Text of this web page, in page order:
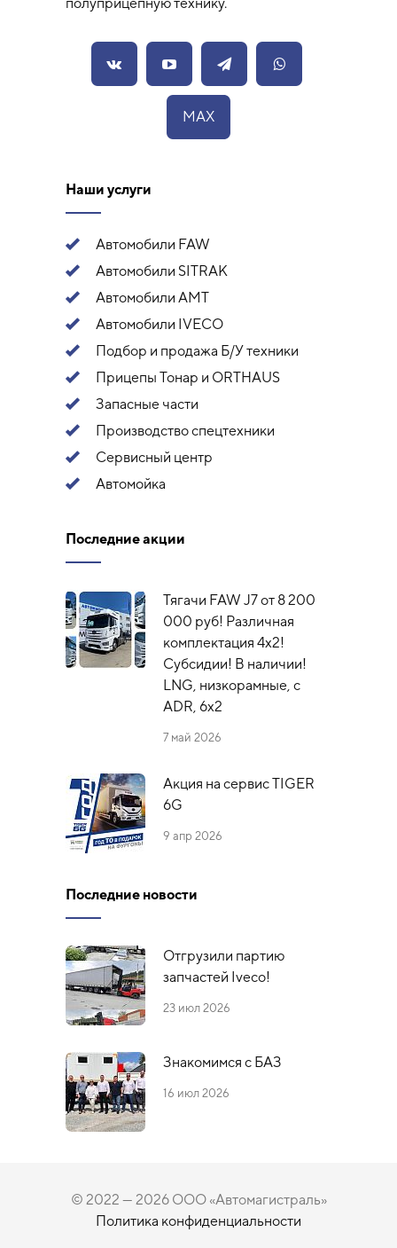
MAX
Наши услуги
Автомобили FAW
Автомобили SITRAK
Автомобили АМТ
Автомобили IVECO
Подбор и продажа Б/У техники
Прицепы Тонар и ORTHAUS
Запасные части
Производство спецтехники
Сервисный центр
Автомойка
Последние акции
Тягачи FAW J7 от 8 200
000 руб! Различная
комплектация 4х2!
Субсидии! В наличии!
LNG, низкорамные, с
ADR, 6x2
7 май 2026
Акция на сервис TIGER
6G
9 апр 2026
Последние новости
Отгрузили партию
запчастей Iveco!
23 июл 2026
Знакомимся с БАЗ
16 июл 2026
© 2022 — 2026 ООО «Автомагистраль»
Политика конфиденциальности